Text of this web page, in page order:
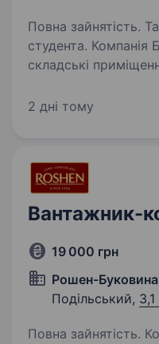
Повна зайнятість.
студента. Компанія БУДПОСТАЧ розширює
складські
вантажника! Вимоги: Висока працездатність,
2 дні тому
Вантажник-
19 000 грн
Рошен-
Подільський,
Повна зайнятість. Компанія ТОВ «Рошен-